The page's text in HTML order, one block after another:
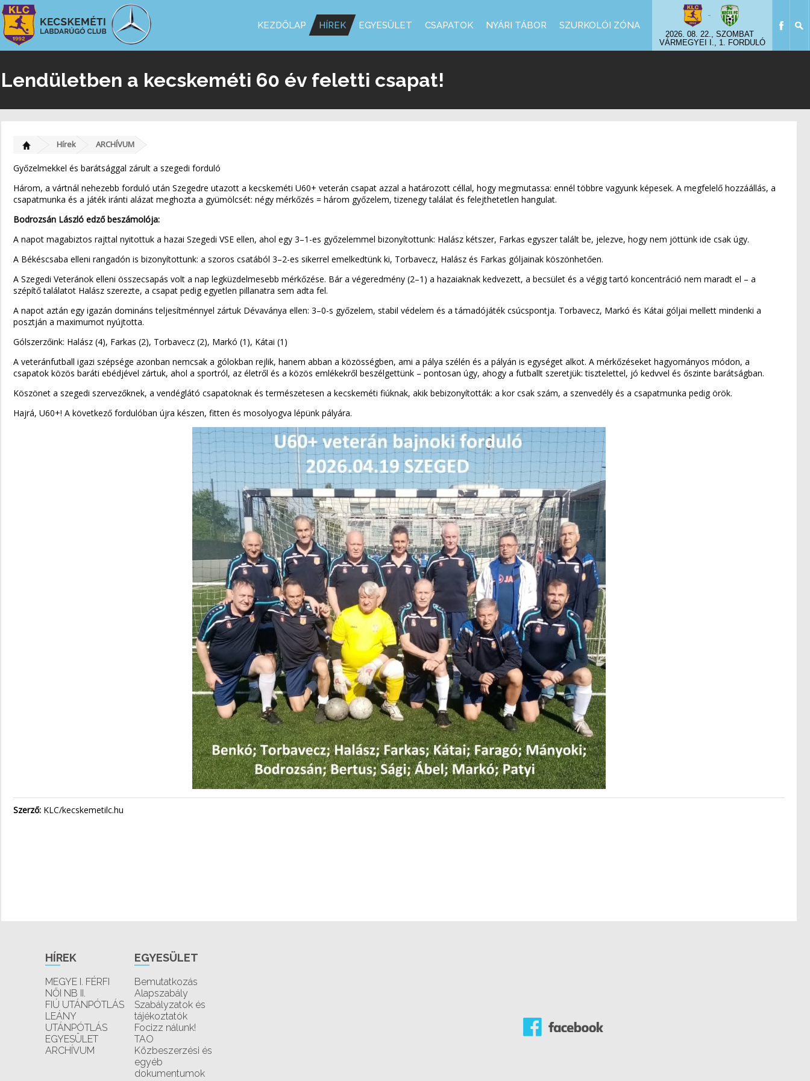
-
2026. 08. 22., SZOMBAT
VÁRMEGYEI I., 1. FORDULÓ
KEZDŐLAP HÍREK EGYESÜLET CSAPATOK NYÁRI TÁBOR SZURKOLÓI ZÓNA
Lendületben a kecskeméti 60 év feletti csapat!
Hírek ARCHÍVUM
Győzelmekkel és barátsággal zárult a szegedi forduló
Három, a vártnál nehezebb forduló után Szegedre utazott a kecskeméti U60+ veterán csapat azzal a határozott céllal, hogy megmutassa: ennél többre vagyunk képesek. A megfelelő hozzáállás, a
csapatmunka és a játék iránti alázat meghozta a gyümölcsét: négy mérkőzés = három győzelem, tizenegy találat és felejthetetlen hangulat.
Bodrozsán László edző beszámolója:
A napot magabiztos rajttal nyitottuk a hazai Szegedi VSE ellen, ahol egy 3–1-es győzelemmel bizonyítottunk: Halász kétszer, Farkas egyszer talált be, jelezve, hogy nem jöttünk ide csak úgy.
A Békéscsaba elleni rangadón is bizonyítottunk: a szoros csatából 3–2-es sikerrel emelkedtünk ki, Torbavecz, Halász és Farkas góljainak köszönhetően.
A Szegedi Veteránok elleni összecsapás volt a nap legküzdelmesebb mérkőzése. Bár a végeredmény (2–1) a hazaiaknak kedvezett, a becsület és a végig tartó koncentráció nem maradt el – a
szépítő találatot Halász szerezte, a csapat pedig egyetlen pillanatra sem adta fel.
A napot aztán egy igazán domináns teljesítménnyel zártuk Dévaványa ellen: 3–0-s győzelem, stabil védelem és a támadójáték csúcspontja. Torbavecz, Markó és Kátai góljai mellett mindenki a
posztján a maximumot nyújtotta.
Gólszerzőink: Halász (4), Farkas (2), Torbavecz (2), Markó (1), Kátai (1)
A veteránfutball igazi szépsége azonban nemcsak a gólokban rejlik, hanem abban a közösségben, ami a pálya szélén és a pályán is egységet alkot. A mérkőzéseket hagyományos módon, a
csapatok közös baráti ebédjével zártuk, ahol a sportról, az életről és a közös emlékekről beszélgettünk – pontosan úgy, ahogy a futballt szeretjük: tisztelettel, jó kedvvel és őszinte barátságban.
Köszönet a szegedi szervezőknek, a vendéglátó csapatoknak és természetesen a kecskeméti fiúknak, akik bebizonyították: a kor csak szám, a szenvedély és a csapatmunka pedig örök.
Hajrá, U60+! A következő fordulóban újra készen, fitten és mosolyogva lépünk pályára.
Szerző: KLC/kecskemetilc.hu
HÍREK
MEGYE I. FÉRFI
NŐI NB II.
FIÚ UTÁNPÓTLÁS
LEÁNY
UTÁNPÓTLÁS
EGYESÜLET
ARCHÍVUM
EGYESÜLET
Bemutatkozás
Alapszabály
Szabályzatok és
tájékoztatók
Focizz nálunk!
TAO
Közbeszerzési és
egyéb
dokumentumok